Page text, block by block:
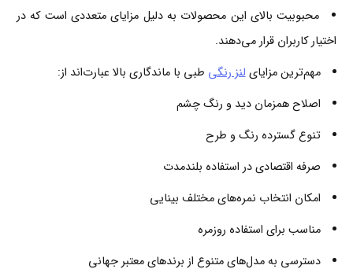
محبوبیت بالای این محصولات به دلیل مزایای متعددی است که در
اختیار کاربران قرار می‌دهند.
مهم‌ترین مزایایلنز رنگی طبی با ماندگاری بالا عبارت‌اند از:
اصلاح همزمان دید و رنگ چشم
تنوع گسترده رنگ و طرح
صرفه اقتصادی در استفاده بلندمدت
امکان انتخاب نمره‌های مختلف بینایی
مناسب برای استفاده روزمره
دسترسی به مدل‌های متنوع از برندهای معتبر جهانی